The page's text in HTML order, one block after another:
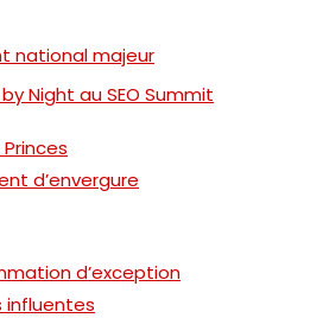
national majeur
Night au SEO Summit
d’envergure
d’exception
influentes